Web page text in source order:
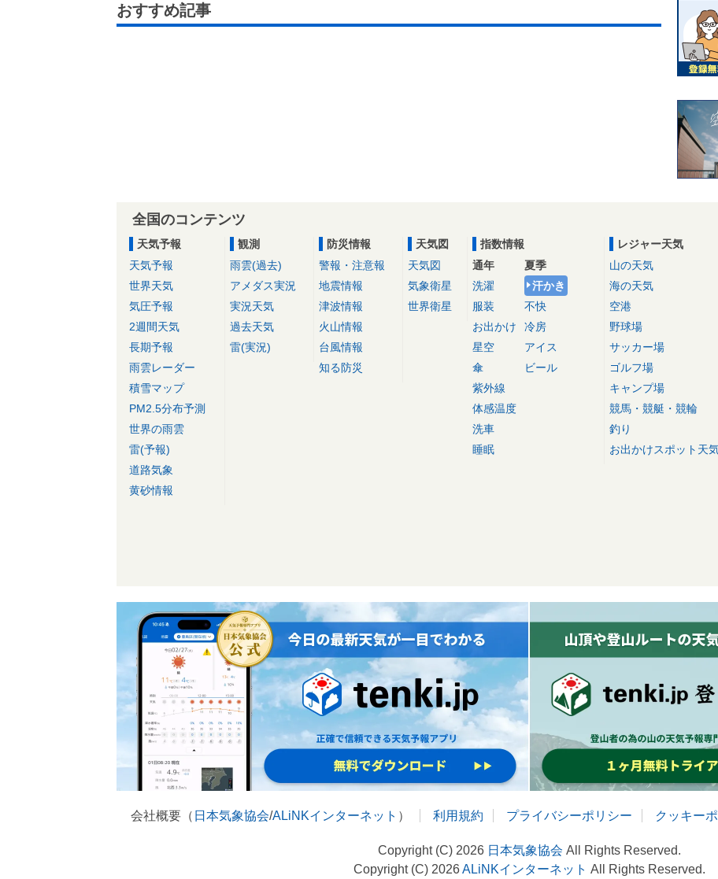
おすすめ記事
全国のコンテンツ
天気予報
天気予報
世界天気
気圧予報
2週間天気
長期予報
雨雲レーダー
積雪マップ
PM2.5分布予測
世界の雨雲
雷(予報)
道路気象
黄砂情報
観測
雨雲(過去)
アメダス実況
実況天気
過去天気
雷(実況)
防災情報
警報・注意報
地震情報
津波情報
火山情報
台風情報
知る防災
天気図
天気図
気象衛星
世界衛星
指数情報
通年
洗濯
服装
お出かけ
星空
傘
紫外線
体感温度
洗車
睡眠
夏季
汗かき
不快
冷房
アイス
ビール
レジャー天気
山の天気
海の天気
空港
野球場
サッカー場
ゴルフ場
キャンプ場
競馬・競艇・競輪
釣り
お出かけスポット天
会社概要（ 日本気象協会/ALiNKインターネット ） 利用規約 プライバシーポリシー クッキー
Copyright (C) 2026 日本気象協会 All Rights Reserved.
Copyright (C) 2026ALiNKインターネット All Rights Reserved.